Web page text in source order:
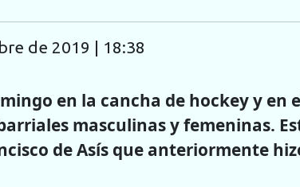
de 2019 | 18:38
en la cancha de hockey y en
masculinas y femeninas.
de Asís que anteriormente